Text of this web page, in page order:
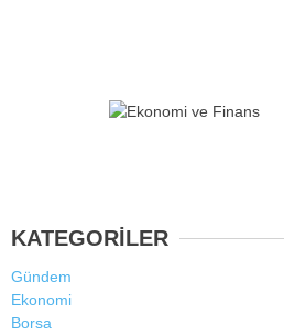
KATEGORİLER
Gündem
Ekonomi
Borsa